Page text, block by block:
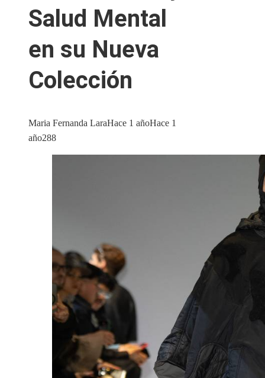
Salud Mental
en su Nueva
Colección
Maria Fernanda LaraHace 1 añoHace 1
año288